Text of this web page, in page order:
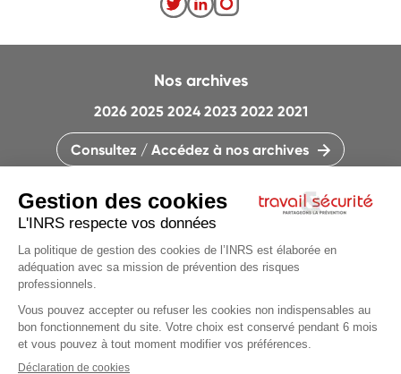
Articles du
CONTACTEZ LA RÉDACTION
QUI SOMMES-NOUS ?
PLAN DU SITE
PARAMÈTRES DES COOKIES
CHARTE DES COOKIES ET TRACEURS
Nos archives
2026 2025 2024 2023 2022 2021
Consultez / Accédez à nos archives